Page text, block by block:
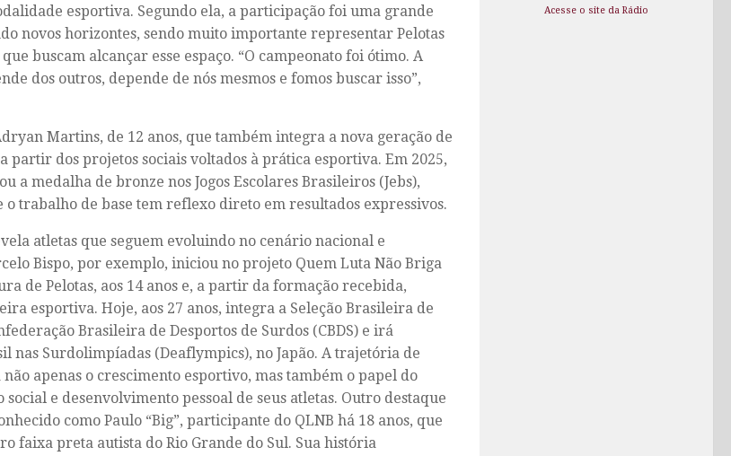
esportiva. Segundo ela, a participação foi uma grande
novos horizontes, sendo muito importante representar Pelotas
que buscam alcançar esse espaço. “O campeonato foi ótimo. A
dos outros, depende de nós mesmos e fomos buscar isso”,
Martins, de 12 anos, que também integra a nova geração de
partir dos projetos sociais voltados à prática esportiva. Em 2025,
a medalha de bronze nos Jogos Escolares Brasileiros (Jebs),
o trabalho de base tem reflexo direto em resultados expressivos.
atletas que seguem evoluindo no cenário nacional e
Bispo, por exemplo, iniciou no projeto Quem Luta Não Briga
de Pelotas, aos 14 anos e, a partir da formação recebida,
esportiva. Hoje, aos 27 anos, integra a Seleção Brasileira de
Brasileira de Desportos de Surdos (CBDS) e irá
nas Surdolimpíadas (Deaflympics), no Japão. A trajetória de
apenas o crescimento esportivo, mas também o papel do
e desenvolvimento pessoal de seus atletas. Outro destaque
como Paulo “Big”, participante do QLNB há 18 anos, que
faixa preta autista do Rio Grande do Sul. Sua história
Acesse o site da Rádio